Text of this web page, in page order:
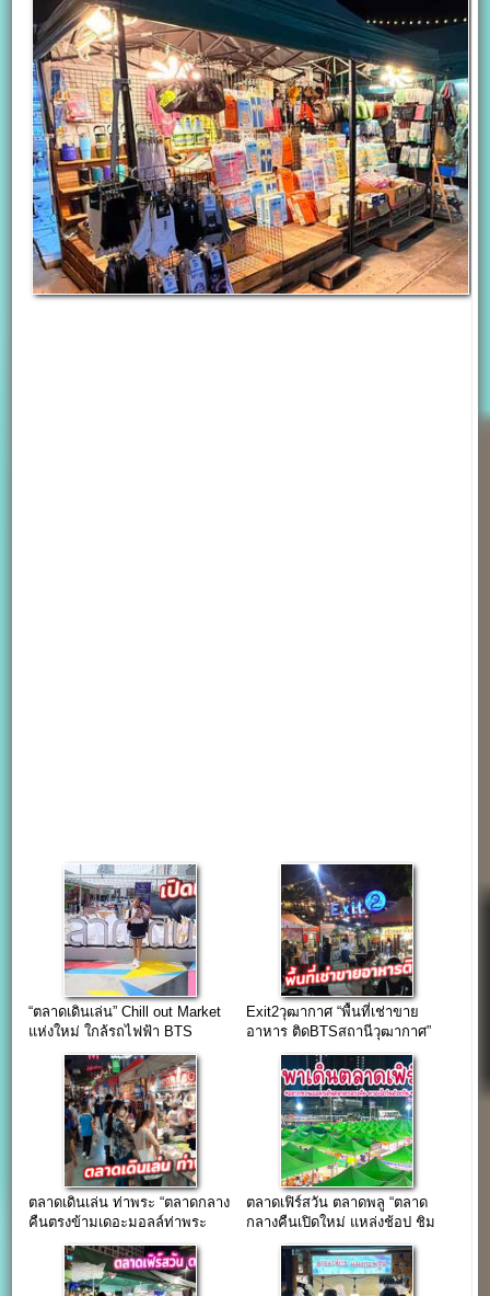
“ตลาดเดินเล่น” Chill out Market
แห่งใหม่ ใกล้รถไฟฟ้า BTS
Exit2วุฒากาศ “พื้นที่เช่าขาย
อาหาร ติดBTSสถานีวุฒากาศ”
ตลาดเดินเล่น ท่าพระ “ตลาดกลาง
คืนตรงข้ามเดอะมอลล์ท่าพระ
ตลาดเฟิร์สวัน ตลาดพลู “ตลาด
กลางคืนเปิดใหม่ แหล่งช้อป ชิม